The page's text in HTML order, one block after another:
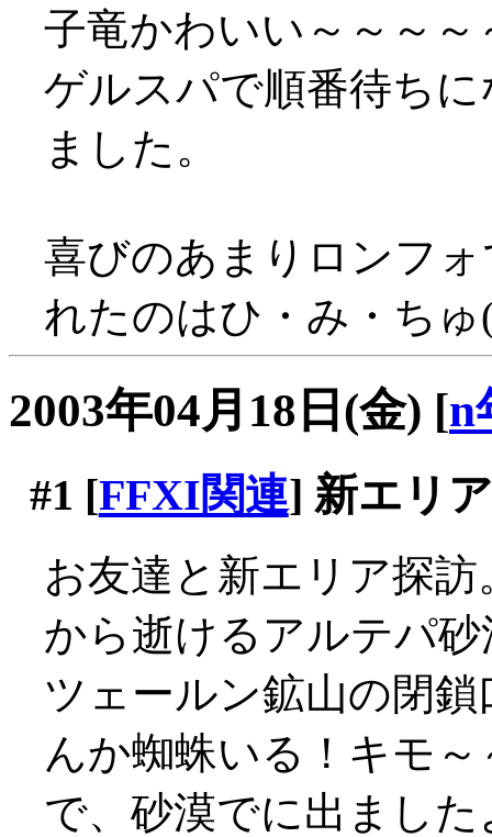
子竜かわいい～～～
ゲルスパで順番待ち
ました。
喜びのあまりロンフ
れたのはひ・み・ちゅ
2003年04月18日(金) [n
#1 [FFXI関連] 新エリ
お友達と新エリア探
から逝けるアルテパ
ツェールン鉱山の閉
んか蜘蛛いる！キモ～
で、砂漠でに出ました